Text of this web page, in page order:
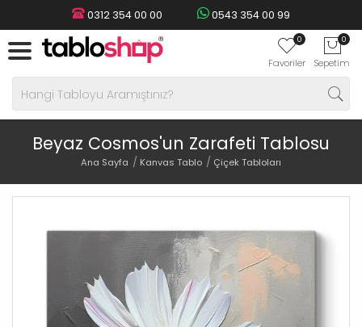
0312 354 00 00 0543 354 00 99
0
Favoriler
0
Sepetim
Beyaz Cosmos'un Zarafeti Tablosu
Ana Sayfa Kanvas Tablo Çiçek Tabloları